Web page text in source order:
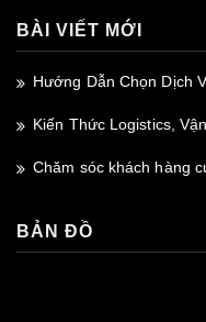
BÀI VIẾT MỚI
Hướng Dẫn Chọn Dịch
Kiến Thức Logistics,
Chăm sóc khách hàng
BẢN ĐỒ